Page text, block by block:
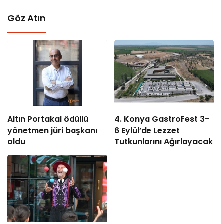
Göz Atın
Altın Portakal ödüllü
yönetmen jüri başkanı
oldu
4. Konya GastroFest 3-
6 Eylül’de Lezzet
Tutkunlarını Ağırlayacak